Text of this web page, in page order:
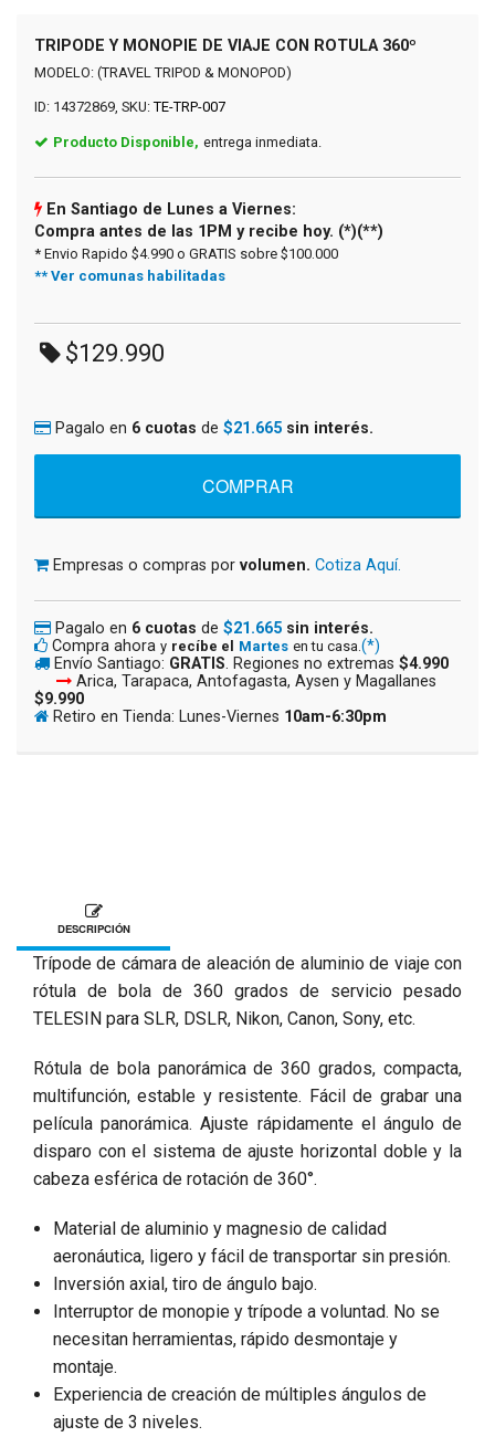
TRIPODE Y MONOPIE DE VIAJE CON ROTULA 360º
MODELO: (TRAVEL TRIPOD & MONOPOD)
ID: 14372869, SKU: TE-TRP-007
Producto Disponible, entrega inmediata.
En Santiago de Lunes a Viernes:
Compra antes de las 1PM y recibe hoy. (*)(**)
* Envio Rapido $4.990 o GRATIS sobre $100.000
** Ver comunas habilitadas
$129.990
Pagalo en 6 cuotas de $21.665 sin interés.
Empresas o compras por volumen. Cotiza Aquí.
Pagalo en 6 cuotas de $21.665 sin interés.
Compra ahora y recíbe el Martes en tu casa. (*)
Envío Santiago: GRATIS. Regiones no extremas $4.990
Arica, Tarapaca, Antofagasta, Aysen y Magallanes
$9.990
Retiro en Tienda: Lunes-Viernes 10am-6:30pm
DESCRIPCIÓN
Trípode de cámara de aleación de aluminio de viaje con
rótula de bola de 360 ​​grados de servicio pesado
TELESIN para SLR, DSLR, Nikon, Canon, Sony, etc.
Rótula de bola panorámica de 360 ​​grados, compacta,
multifunción, estable y resistente. Fácil de grabar una
película panorámica. Ajuste rápidamente el ángulo de
disparo con el sistema de ajuste horizontal doble y la
cabeza esférica de rotación de 360°.
Material de aluminio y magnesio de calidad
aeronáutica, ligero y fácil de transportar sin presión.
Inversión axial, tiro de ángulo bajo.
Interruptor de monopie y trípode a voluntad. No se
necesitan herramientas, rápido desmontaje y
montaje.
Experiencia de creación de múltiples ángulos de
ajuste de 3 niveles.